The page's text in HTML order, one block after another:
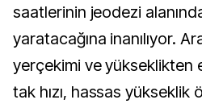
saatlerinin jeodezi
yaratacağına inanılıyor.
yerçekimi ve yükseklikten
tak hızı, hassas yükseklik